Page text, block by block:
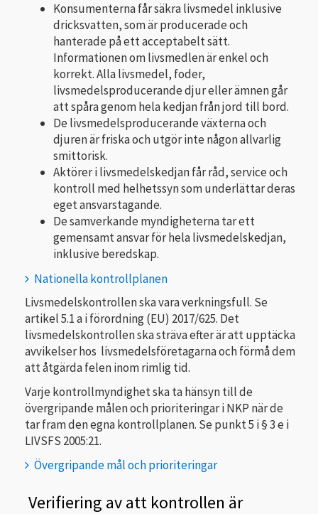
Konsumenterna får säkra livsmedel inklusive
dricksvatten, som är producerade och
hanterade på ett acceptabelt sätt.
Informationen om livsmedlen är enkel och
korrekt. Alla livsmedel, foder,
livsmedelsproducerande djur eller ämnen går
att spåra genom hela kedjan från jord till bord.
De livsmedelsproducerande växterna och
djuren är friska och utgör inte någon allvarlig
smittorisk.
Aktörer i livsmedelskedjan får råd, service och
kontroll med helhetssyn som underlättar deras
eget ansvarstagande.
De samverkande myndigheterna tar ett
gemensamt ansvar för hela livsmedelskedjan,
inklusive beredskap.
Nationella kontrollplanen
Livsmedelskontrollen ska vara verkningsfull. Se
artikel 5.1 a i förordning (EU) 2017/625. Det
livsmedelskontrollen ska sträva efter är att upptäcka
avvikelser hos livsmedelsföretagarna och förmå dem
att åtgärda felen inom rimlig tid.
Varje kontrollmyndighet ska ta hänsyn till de
övergripande målen och prioriteringar i NKP när de
tar fram den egna kontrollplanen. Se punkt 5 i § 3 e i
LIVSFS 2005:21.
Övergripande mål och prioriteringar
Verifiering av att kontrollen är